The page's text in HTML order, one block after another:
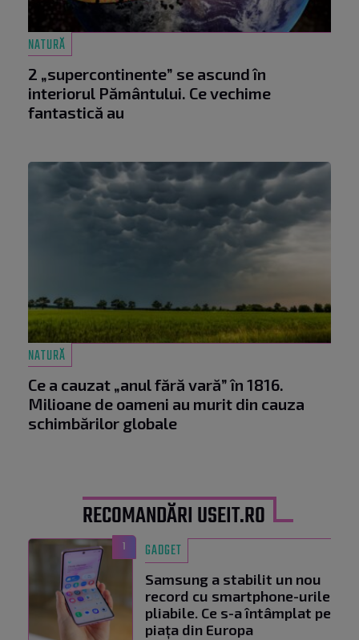
NATURĂ
2 „supercontinente” se ascund în
interiorul Pământului. Ce vechime
fantastică au
NATURĂ
Ce a cauzat „anul fără vară” în 1816.
Milioane de oameni au murit din cauza
schimbărilor globale
RECOMANDĂRI USEIT.RO
1 GADGET
Samsung a stabilit un nou
record cu smartphone-urile
pliabile. Ce s-a întâmplat pe
piața din Europa